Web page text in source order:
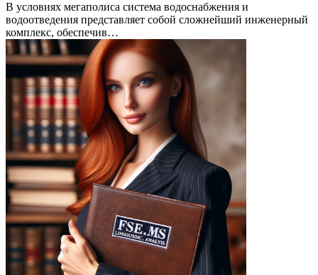
В условиях мегаполиса система водоснабжения и
водоотведения представляет собой сложнейший инженерный
комплекс, обеспечив…